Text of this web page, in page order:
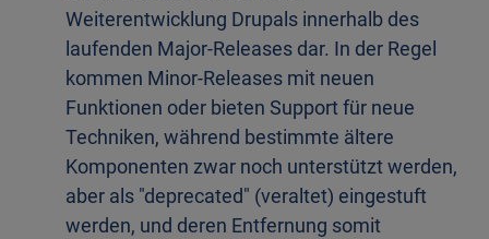
Weiterentwicklung Drupals innerhalb des
laufenden Major-Releases dar. In der Regel
kommen Minor-Releases mit neuen
Funktionen oder bieten Support für neue
Techniken, während bestimmte ältere
Komponenten zwar noch unterstützt werden,
aber als "deprecated" (veraltet) eingestuft
werden, und deren Entfernung somit